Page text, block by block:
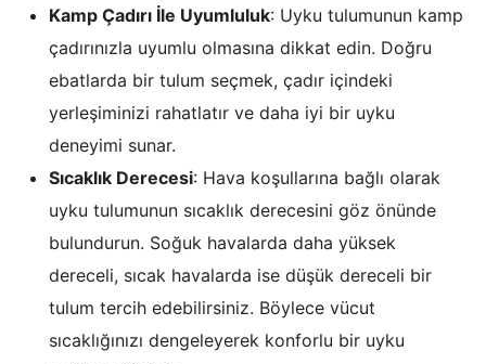
Kamp Çadırı İle Uyumluluk: Uyku tulumunun kamp
çadırınızla uyumlu olmasına dikkat edin. Doğru
ebatlarda bir tulum seçmek, çadır içindeki
yerleşiminizi rahatlatır ve daha iyi bir uyku
deneyimi sunar.
Sıcaklık Derecesi: Hava koşullarına bağlı olarak
uyku tulumunun sıcaklık derecesini göz önünde
bulundurun. Soğuk havalarda daha yüksek
dereceli, sıcak havalarda ise düşük dereceli bir
tulum tercih edebilirsiniz. Böylece vücut
sıcaklığınızı dengeleyerek konforlu bir uyku